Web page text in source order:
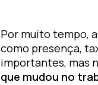
Por muito tempo,
como presença,
importantes, mas
que mudou no